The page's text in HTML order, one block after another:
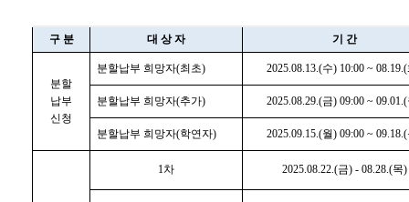
구 분 대 상 자 기 간
분할
납부
신청
분할납부 희망자(최초) 2025.08.13.(수) 10:00 ~
분할납부 희망자(추가) 2025.08.29.(금) 09:00 ~
분할납부 희망자(학연자) 2025.09.15.(월) 09:00 ~
1차 2025.08.22.(금) - 08.28.(목)